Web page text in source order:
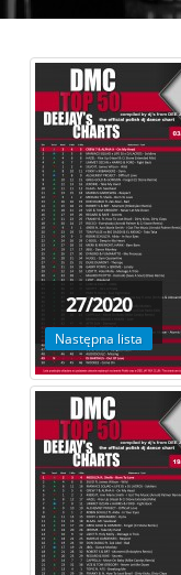
27/2020
Następna lista